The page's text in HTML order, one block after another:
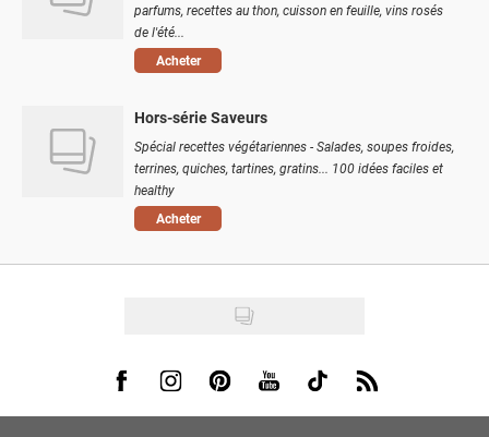
parfums, recettes au thon, cuisson en feuille, vins rosés
de l'été...
Acheter
Hors-série Saveurs
Spécial recettes végétariennes - Salades, soupes froides,
terrines, quiches, tartines, gratins... 100 idées faciles et
healthy
Acheter
Visit us on Facebook
Visit us on Instagram
Visit us on Pinterest
Visit us on Youtube
Visit us on Tiktok
Visit us on Rss